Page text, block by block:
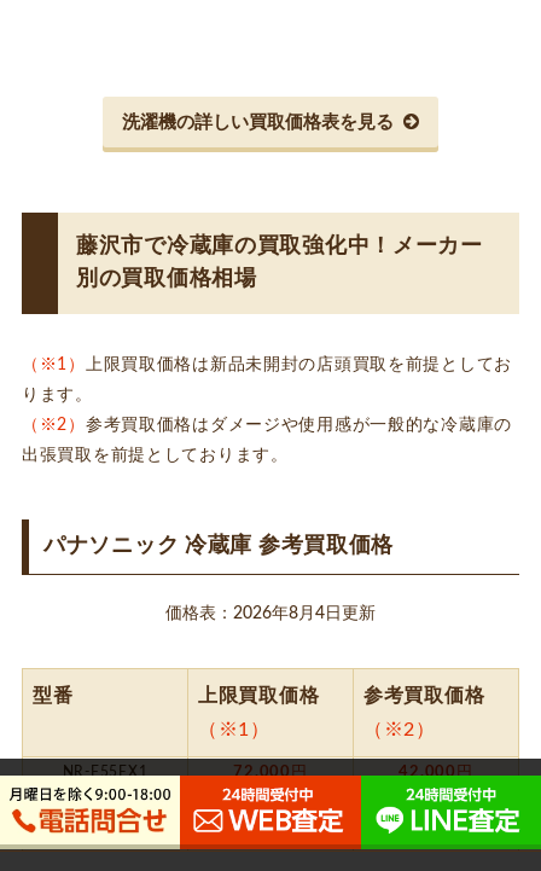
洗濯機の詳しい買取価格表を見る
藤沢市で冷蔵庫の買取強化中！メーカー
別の買取価格相場
（※1） 上限買取価格は新品未開封の店頭買取を前提としてお
ります。
（※2） 参考買取価格はダメージや使用感が一般的な冷蔵庫の
出張買取を前提としております。
パナソニック 冷蔵庫 参考買取価格
価格表：2026年8月4日更新
型番
上限買取価格
（※1）
参考買取価格
（※2）
NR-F55EX1 72,000 円 42,000 円
NR-F60HX1 94,000円 64,000円
NR-F65WX1 106,000円 76,000円